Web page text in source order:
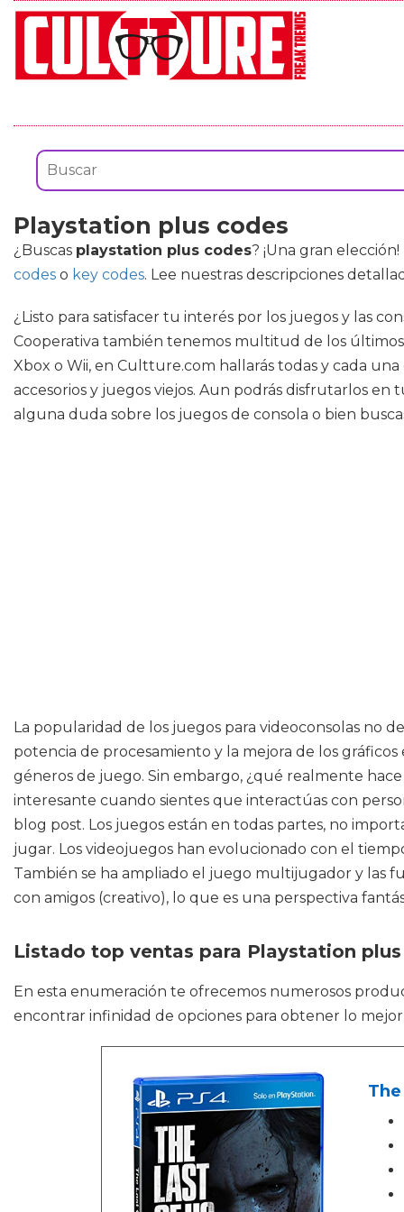
Playstation plus codes
¿Buscas playstation plus codes? ¡Una gran
codes o key codes. Lee nuestras descripciones
¿Listo para satisfacer tu interés por los juegos y las
Cooperativa también tenemos multitud de los
Xbox o Wii, en Cultture.com hallarás todas y cada
accesorios y juegos viejos. Aun podrás disfrutarlos en
alguna duda sobre los juegos de consola o bien
La popularidad de los juegos para videoconsolas no
potencia de procesamiento y la mejora de los
géneros de juego. Sin embargo, ¿qué realmente
interesante cuando sientes que interactúas con
blog post. Los juegos están en todas partes, no
jugar. Los videojuegos han evolucionado con el
También se ha ampliado el juego multijugador y las
con amigos (creativo), lo que es una perspectiva
Listado top ventas para Playstation
En esta enumeración te ofrecemos numerosos
encontrar infinidad de opciones para obtener lo